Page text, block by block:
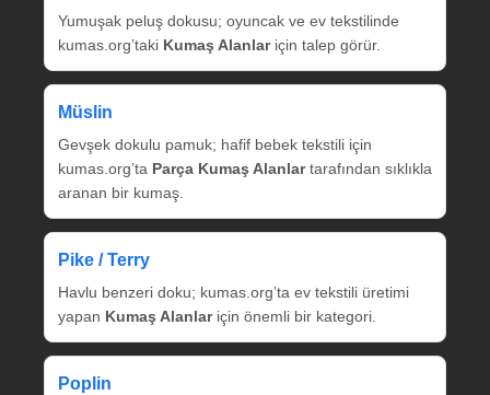
Yumuşak peluş dokusu; oyuncak ve ev tekstilinde
kumas.org’taki Kumaş Alanlariçin talep görür.
Müslin
Gevşek dokulu pamuk; hafif bebek tekstili için
kumas.org’ta Parça Kumaş Alanlartarafından sıklıkla
aranan bir kumaş.
Pike / Terry
Havlu benzeri doku; kumas.org’ta ev tekstili üretimi
yapan Kumaş Alanlariçin önemli bir kategori.
Poplin